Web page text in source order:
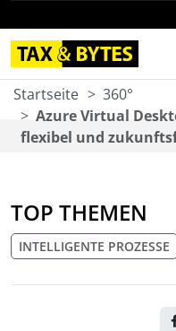
Startseite
360°
Azure Virtual
flexibel und
TOP THEMEN
INTELLIGENTE PROZESSE